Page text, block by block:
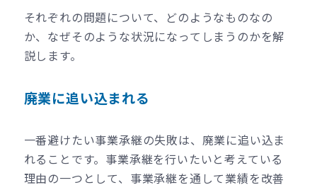
それぞれの問題について、どのようなものなの
か、なぜそのような状況になってしまうのかを解
説します。
廃業に追い込まれる
一番避けたい事業承継の失敗は、廃業に追い込ま
れることです。事業承継を行いたいと考えている
理由の一つとして、事業承継を通して業績を改善